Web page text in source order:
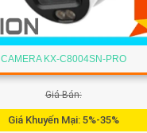
CAMERA KX-C8004SN-PRO
Giá Bán:
Giá Khuyến Mại: 5%-35%